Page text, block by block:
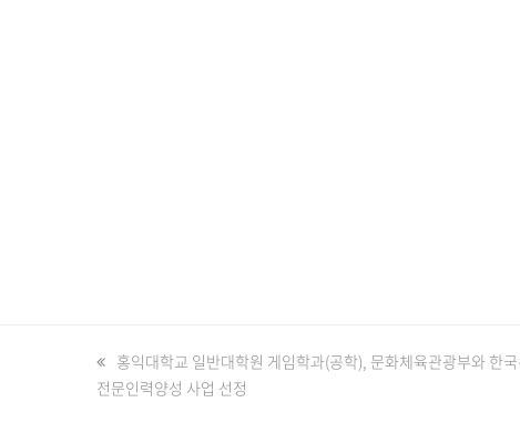
previous
post:
홍익대학교 일반대학원 게임학과(공학), 문화체육관광부와 한
전문인력양성 사업 선정